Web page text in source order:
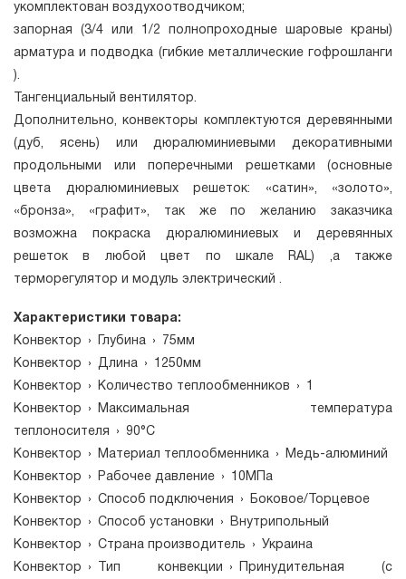
укомплектован воздухоотводчиком;
запорная (3/4 или 1/2 полнопроходные шаровые краны)
арматура и подводка (гибкие металлические гофрошланги
).
Тангенциальный вентилятор.
Дополнительно, конвекторы комплектуются деревянными
(дуб, ясень) или дюралюминиевыми декоративными
продольными или поперечными решетками (основные
цвета дюралюминиевых решеток: «сатин», «золото»,
«бронза», «графит», так же по желанию заказчика
возможна покраска дюралюминиевых и деревянных
решеток в любой цвет по шкале RAL) ,а также
терморегулятор и модуль электрический .
Характеристики товара:
Конвектор
› Глубина ›
75мм
Конвектор
› Длина ›
1250мм
Конвектор
› Количество теплообменников ›
1
Конвектор
›
Максимальная температура
теплоносителя
›
90°C
Конвектор
› Материал теплообменника ›
Медь-алюминий
Конвектор
› Рабочее давление ›
10МПа
Конвектор
› Способ подключения ›
Боковое/Торцевое
Конвектор
› Способ установки ›
Внутрипольный
Конвектор
› Страна производитель ›
Украина
Конвектор
› Тип конвекции › Принудительная (с